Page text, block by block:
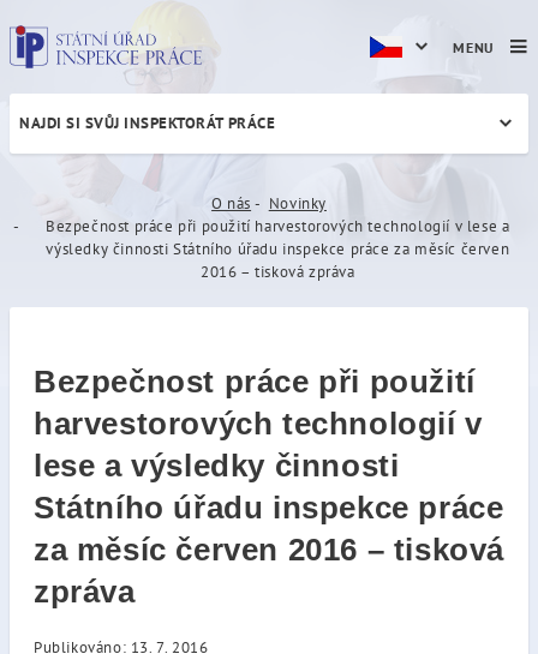
Bezpečnost práce při
NAJDI SI SVŮJ INSPEKTORÁT PRÁCE
O nás
Novinky
Bezpečnost práce při použití harvestorových technologií v lese a
výsledky činnosti Státního úřadu inspekce práce za měsíc červen
2016 – tisková zpráva
Bezpečnost práce při použití
harvestorových technologií v
lese a výsledky činnosti
Státního úřadu inspekce práce
za měsíc červen 2016 – tisková
zpráva
Publikováno: 13. 7. 2016
MENU